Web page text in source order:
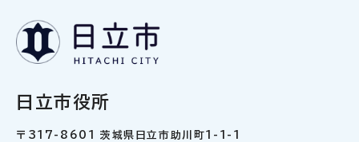
日立市役所
〒317-8601 茨城県日立市助川町1-1-1